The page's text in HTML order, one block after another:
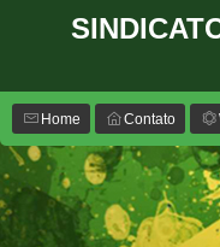
Home Contato